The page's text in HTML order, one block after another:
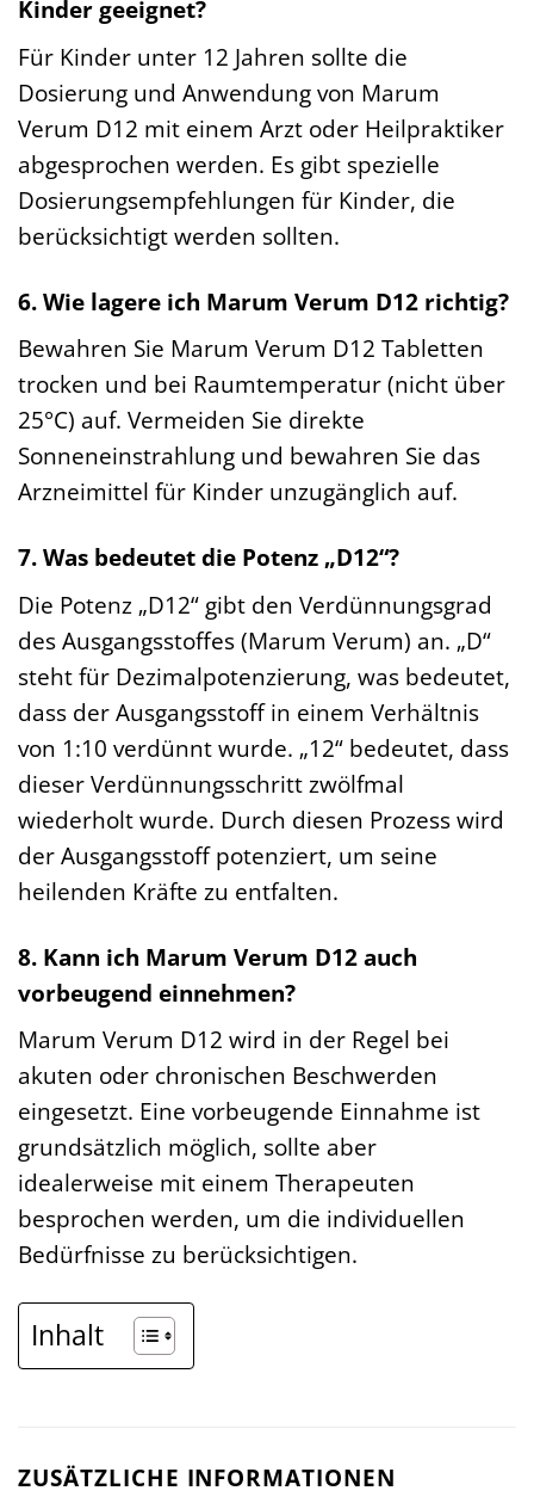
Kinder geeignet?
Für Kinder unter 12 Jahren sollte die
Dosierung und Anwendung von Marum
Verum D12 mit einem Arzt oder Heilpraktiker
abgesprochen werden. Es gibt spezielle
Dosierungsempfehlungen für Kinder, die
berücksichtigt werden sollten.
6. Wie lagere ich Marum Verum D12 richtig?
Bewahren Sie Marum Verum D12 Tabletten
trocken und bei Raumtemperatur (nicht über
25°C) auf. Vermeiden Sie direkte
Sonneneinstrahlung und bewahren Sie das
Arzneimittel für Kinder unzugänglich auf.
7. Was bedeutet die Potenz „D12“?
Die Potenz „D12“ gibt den Verdünnungsgrad
des Ausgangsstoffes (Marum Verum) an. „D“
steht für Dezimalpotenzierung, was bedeutet,
dass der Ausgangsstoff in einem Verhältnis
von 1:10 verdünnt wurde. „12“ bedeutet, dass
dieser Verdünnungsschritt zwölfmal
wiederholt wurde. Durch diesen Prozess wird
der Ausgangsstoff potenziert, um seine
heilenden Kräfte zu entfalten.
8. Kann ich Marum Verum D12 auch
vorbeugend einnehmen?
Marum Verum D12 wird in der Regel bei
akuten oder chronischen Beschwerden
eingesetzt. Eine vorbeugende Einnahme ist
grundsätzlich möglich, sollte aber
idealerweise mit einem Therapeuten
besprochen werden, um die individuellen
Bedürfnisse zu berücksichtigen.
Inhalt
ZUSÄTZLICHE INFORMATIONEN